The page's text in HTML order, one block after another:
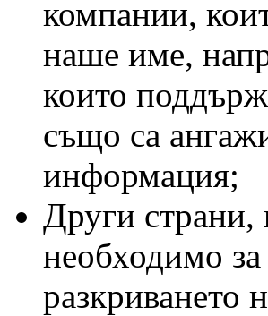
компании,
наше име,
които
също са
информация;
Други страни,
необходимо
разкриването